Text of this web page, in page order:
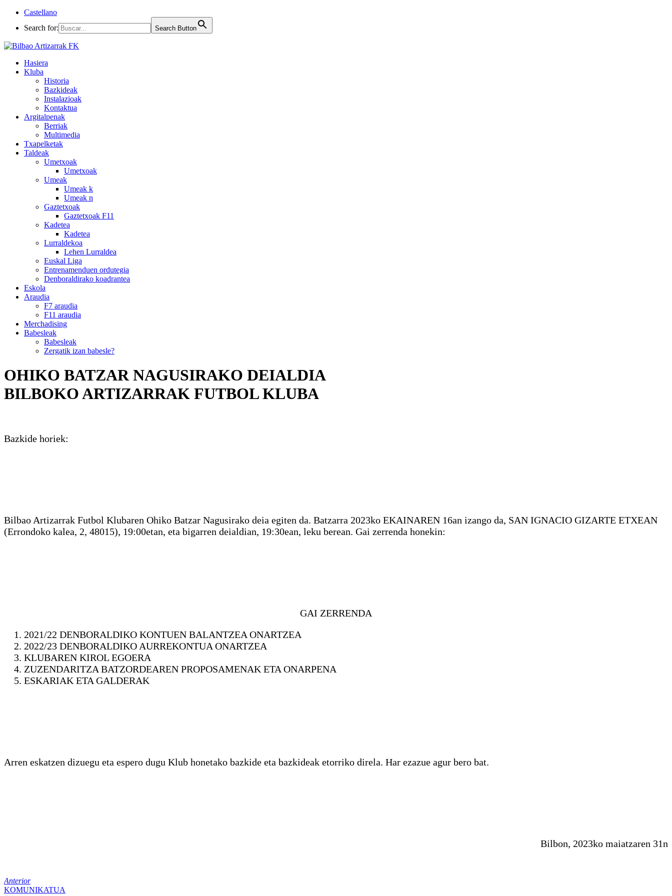
Castellano
Search for:
Search Button
Hasiera
Kluba
Historia
Bazkideak
Instalazioak
Kontaktua
Argitalpenak
Berriak
Multimedia
Txapelketak
Taldeak
Umetxoak
Umetxoak
Umeak
Umeak k
Umeak n
Gaztetxoak
Gaztetxoak F11
Kadetea
Kadetea
Lurraldekoa
Lehen Lurraldea
Euskal Liga
Entrenamenduen ordutegia
Denboraldirako koadrantea
Eskola
Araudia
F7 araudia
F11 araudia
Merchadising
Babesleak
Babesleak
Zergatik izan babesle?
OHIKO BATZAR NAGUSIRAKO DEIALDIA
BILBOKO ARTIZARRAK FUTBOL KLUBA
Bazkide horiek:
Bilbao Artizarrak Futbol Klubaren Ohiko Batzar Nagusirako deia egiten da. Batzarra 2023ko EKAINAREN 16an izango da, SAN IGNACIO GIZARTE ETXEAN
(Errondoko kalea, 2, 48015), 19:00etan, eta bigarren deialdian, 19:30ean, leku berean. Gai zerrenda honekin:
GAI ZERRENDA
2021/22 DENBORALDIKO KONTUEN BALANTZEA ONARTZEA
2022/23 DENBORALDIKO AURREKONTUA ONARTZEA
KLUBAREN KIROL EGOERA
ZUZENDARITZA BATZORDEAREN PROPOSAMENAK ETA ONARPENA
ESKARIAK ETA GALDERAK
Arren eskatzen dizuegu eta espero dugu Klub honetako bazkide eta bazkideak etorriko direla. Har ezazue agur bero bat.
Bilbon, 2023ko maiatzaren 31n
Anterior
KOMUNIKATUA